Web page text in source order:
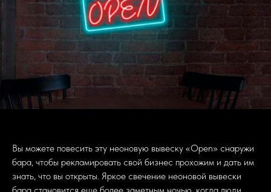
Вы можете повесить эту неоновую вывеску «Open» снаружи
бара, чтобы рекламировать свой бизнес прохожим и дать им
знать, что вы открыты. Яркое свечение неоновой вывески